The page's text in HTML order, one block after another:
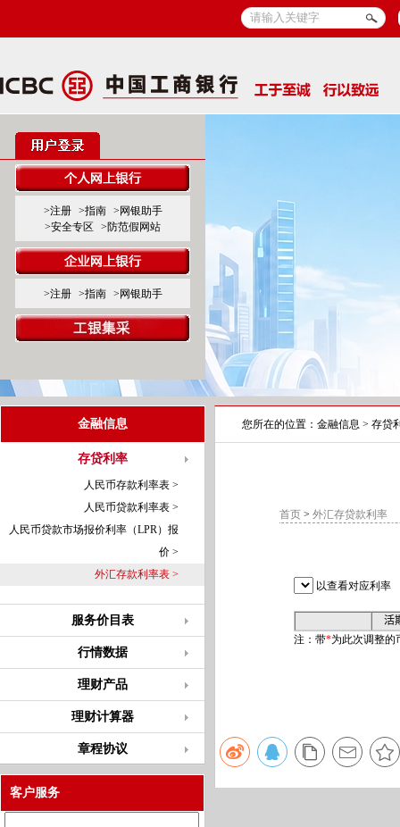
>注册 >指南
>网银助手
>安全专区
>防范假网站
>注册 >指南 >网银助手
金融信息
存贷利率
人民币存款利率表 >
人民币贷款利率表 >
人民币贷款市场报价利率（LPR）报
价 >
外汇存款利率表 >
服务价目表
行情数据
理财产品
理财计算器
章程协议
客户服务
您所在的位置： 金融信息 > 存贷
首页 > 外汇存贷款利率
以查看对应利率
活
注：带*为此次调整的